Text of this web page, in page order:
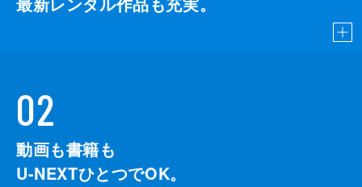
02
動画も書籍も
U-NEXTひとつでOK。